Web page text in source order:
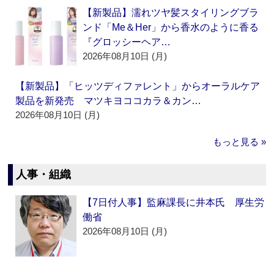
【新製品】濡れツヤ髪スタイリングブラ
ンド「Me＆Her」から香水のように香る
『グロッシーヘア…
2026年08月10日 (月)
【新製品】「ヒッツディファレント」からオーラルケア
製品を新発売 マツキヨココカラ＆カン…
2026年08月10日 (月)
もっと見る »
人事・組織
【7日付人事】監麻課長に井本氏 厚生労
働省
2026年08月10日 (月)